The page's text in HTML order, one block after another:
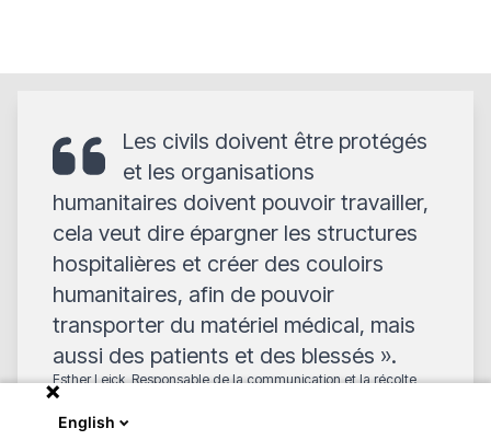
Les civils doivent être protégés
et les organisations
humanitaires doivent pouvoir travailler,
cela veut dire épargner les structures
hospitalières et créer des couloirs
humanitaires, afin de pouvoir
transporter du matériel médical, mais
aussi des patients et des blessés ».
Esther Leick, Responsable de la communication et la récolte
des fonds chez MSF Luxembourg
English